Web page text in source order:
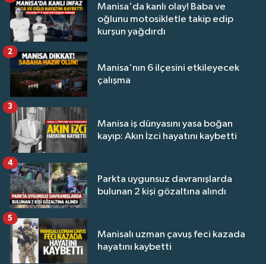
Manisa'da kanlı olay! Baba ve
oğlunu motosikletle takip edip
kurşun yağdırdı
Manisa'nın 6 ilçesini etkileyecek
çalışma
2
Manisa iş dünyasını yasa boğan
kayıp: Akın İzci hayatını kaybetti
3
Parkta uygunsuz davranışlarda
bulunan 2 kişi gözaltına alındı
4
Manisalı uzman çavuş feci kazada
hayatını kaybetti
5